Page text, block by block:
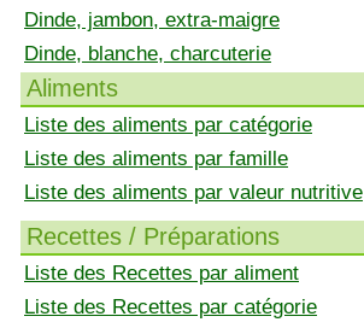
Dinde, jambon, extra-maigre
Dinde, blanche, charcuterie
Aliments
Liste des aliments par catégorie
Liste des aliments par famille
Liste des aliments par valeur nutritive
Recettes / Préparations
Liste des Recettes par aliment
Liste des Recettes par catégorie